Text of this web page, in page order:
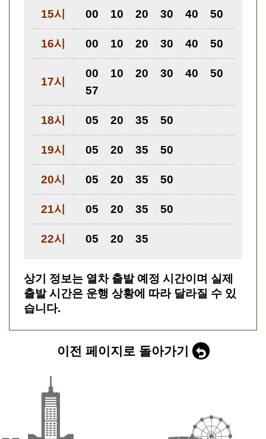
15시 00 10 20 30 40 50
16시 00 10 20 30 40 50
17시
00 10 20 30 40
50
57
18시 05 20 35 50
19시 05 20 35 50
20시 05 20 35 50
21시 05 20 35 50
22시 05 20 35
상기 정보는 열차 출발 예정 시간이며 실제
출발 시간은 운행 상황에 따라 달라질 수 있
습니다.
이전 페이지로 돌아가기